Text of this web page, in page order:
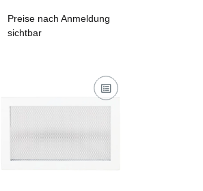
Preise nach Anmeldung
sichtbar